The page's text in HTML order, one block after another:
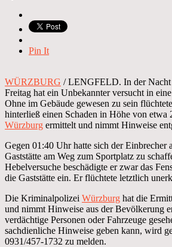
Pin It
WÜRZBURG / LENGFELD. In der Nacht
Freitag hat ein Unbekannter versucht in
Ohne im Gebäude gewesen zu sein
hinterließ einen Schaden in Höhe von
Würzburg ermittelt und nimmt Hinweise
Gegen 01:40 Uhr hatte sich der Einbrecher
Gaststätte am Weg zum Sportplatz zu
Hebelversuche beschädigte er zwar das
die Gaststätte ein. Er flüchtete letztlich
Die Kriminalpolizei Würzburg hat die
und nimmt Hinweise aus der Bevölkerung
verdächtige Personen oder Fahrzeuge
sachdienliche Hinweise geben kann, wird
0931/457-1732 zu melden.